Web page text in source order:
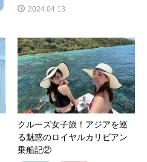
2024.04.13
クルーズ女子旅！アジアを巡
る魅惑のロイヤルカリビアン
乗船記②